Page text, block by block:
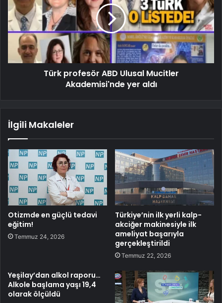
Türk profesör ABD Ulusal Mucitler
Akademisi'nde yer aldı
İlgili Makaleler
Otizmde en güçlü tedavi
eğitim!
Temmuz 24, 2026
Türkiye’nin ilk yerli kalp-
akciğer makinesiyle ilk
ameliyat başarıyla
gerçekleştirildi
Temmuz 22, 2026
Yeşilay’dan alkol raporu…
Alkole başlama yaşı 19,4
olarak ölçüldü